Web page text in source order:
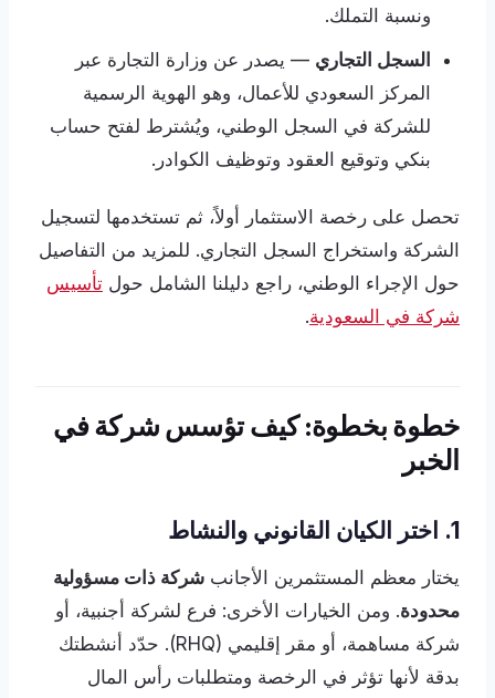
ونسبة التملك.
السجل التجاري — يصدر عن وزارة التجارة عبر
المركز السعودي للأعمال، وهو الهوية الرسمية
للشركة في السجل الوطني، ويُشترط لفتح حساب
بنكي وتوقيع العقود وتوظيف الكوادر.
تحصل على رخصة الاستثمار أولاً، ثم تستخدمها لتسجيل
الشركة واستخراج السجل التجاري. للمزيد من التفاصيل
حول الإجراء الوطني، راجع دليلنا الشامل حول تأسيس
شركة في السعودية.
خطوة بخطوة: كيف تؤسس شركة في
الخبر
1. اختر الكيان القانوني والنشاط
يختار معظم المستثمرين الأجانب شركة ذات مسؤولية
محدودة. ومن الخيارات الأخرى: فرع لشركة أجنبية، أو
شركة مساهمة، أو مقر إقليمي (RHQ). حدّد أنشطتك
بدقة لأنها تؤثر في الرخصة ومتطلبات رأس المال